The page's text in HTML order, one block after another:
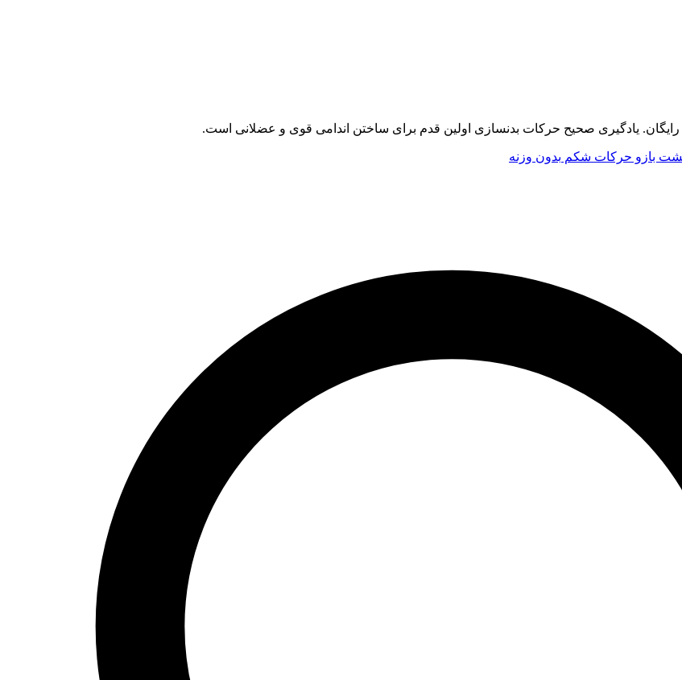
یادگیری صحیح حرکات بدنسازی اولین قدم برای ساختن اندامی قوی و عضلانی است.
بازو حرکات شکم بدون وزنه